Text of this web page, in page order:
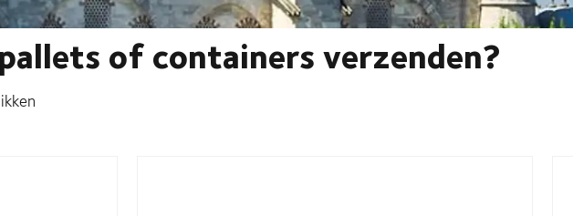
of containers verzenden?